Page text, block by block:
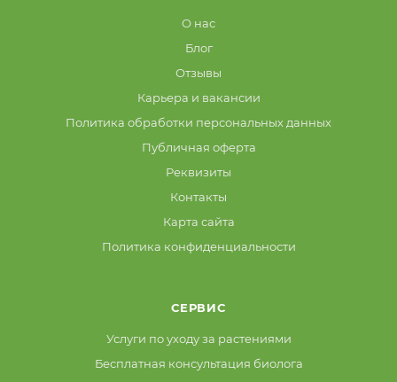
О нас
Блог
Отзывы
Карьера и вакансии
Политика обработки персональных данных
Публичная оферта
Реквизиты
Контакты
Карта сайта
Политика конфиденциальности
СЕРВИС
Услуги по уходу за растениями
Бесплатная консультация биолога